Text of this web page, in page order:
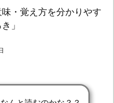
・覚え方を分かりやす
」